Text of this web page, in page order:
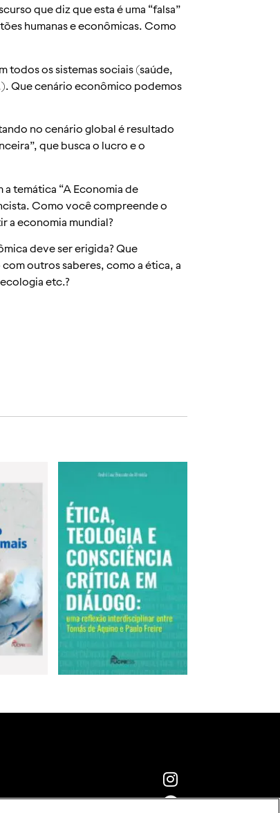
que diz que esta é uma “falsa”
humanas e econômicas. Como
todos os sistemas sociais (saúde,
Que cenário econômico podemos
no cenário global é resultado
que busca o lucro e o
a temática “A Economia de
Como você compreende o
a economia mundial?
deve ser erigida? Que
outros saberes, como a ética, a
etc.?